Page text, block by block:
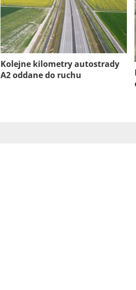
Kolejne kilometry autostrady
A2 oddane do ruchu